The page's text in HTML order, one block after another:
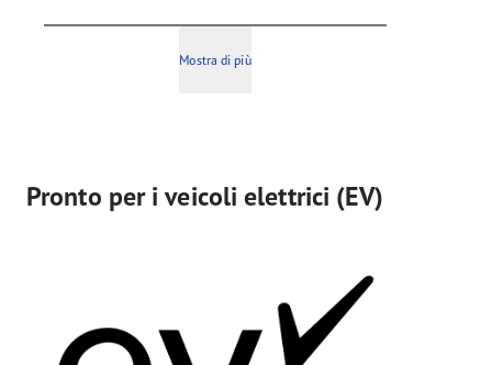
Mostra di più
Pronto per i veicoli elettrici (EV)